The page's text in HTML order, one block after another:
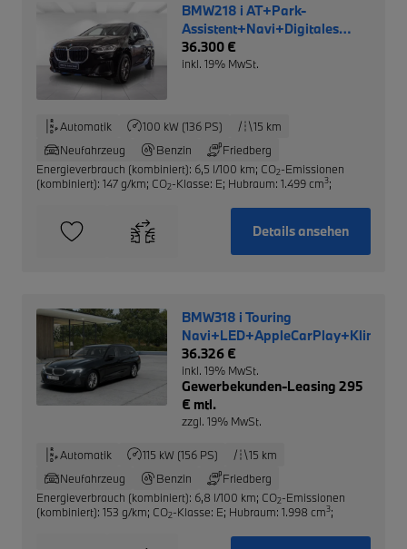
BMW218 i AT+Park-
Assistent+Navi+Digitales
Cockpit+Soundsystem+LED+El.
Heckklappe+Mehrzonenklima
36.300 €
inkl. 19% MwSt.
Automatik 100 kW (136 PS)
15 km
Neufahrzeug
Benzin
Friedberg
Energieverbrauch (kombiniert): 6,5 l/100 km; CO2-Emissionen
(kombiniert): 147 g/km; CO2-Klasse: E; Hubraum: 1.499 cm3;
Details ansehen
BMW318 i Touring
36.326 €
inkl. 19% MwSt.
Gewerbekunden-Leasing 295
€ mtl.
zzgl. 19% MwSt.
Automatik 115 kW (156 PS)
15 km
Neufahrzeug
Benzin
Friedberg
Energieverbrauch (kombiniert): 6,8 l/100 km; CO2-Emissionen
(kombiniert): 153 g/km; CO2-Klasse: E; Hubraum: 1.998 cm3;